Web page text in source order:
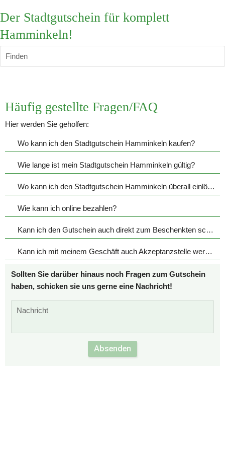
Der Stadtgutschein für komplett
Hamminkeln!
Finden
Häufig gestellte Fragen/FAQ
Hier werden Sie geholfen:
Wo kann ich den Stadtgutschein Hamminkeln kaufen?
Wie lange ist mein Stadtgutschein Hamminkeln gültig?
Wo kann ich den Stadtgutschein Hamminkeln überall einlösen?
Wie kann ich online bezahlen?
Kann ich den Gutschein auch direkt zum Beschenkten schicken?
Kann ich mit meinem Geschäft auch Akzeptanzstelle werden?
Sollten Sie darüber hinaus noch Fragen zum Gutschein
haben, schicken sie uns gerne eine Nachricht!
Absenden